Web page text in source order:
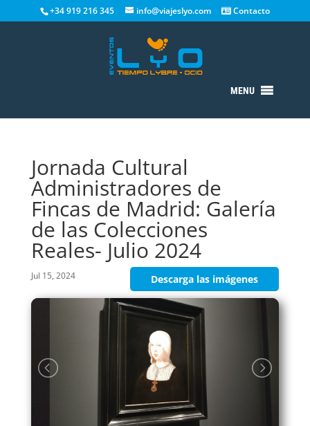
+34 919 216 345 info@viajeslyo.com Contacto
MENU
Jornada Cultural
Administradores de
Fincas de Madrid: Galería
de las Colecciones
Reales- Julio 2024
Jul 15, 2024 Descarga las imágenes